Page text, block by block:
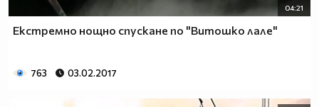
04:21
Екстремно нощно спускане по "Витошко лале"
763 03.02.2017